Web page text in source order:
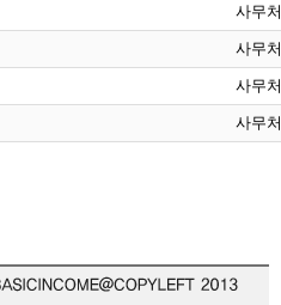
사무처
사무처
사무처
사무처